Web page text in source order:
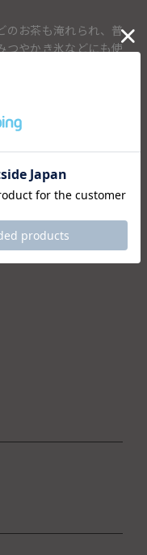
のお茶も淹れられ、普
つやかき氷などにも使
でもすぐにお使いい
きめ細かいクリーミー
うための道具、茶杓
に抹茶を始めてみたい
す。